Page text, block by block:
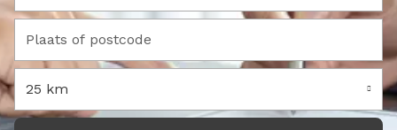
25 km